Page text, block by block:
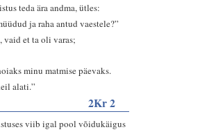
teda ära andma, ütles:
ja raha antud vaestele?”
vaid et ta oli varas;
minu matmise päevaks.
alati.”
2Kr 2
viib igal pool võidukäigus